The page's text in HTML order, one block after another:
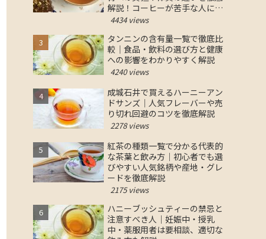
解説！コーヒーが苦手な人にお
すすめの紅茶の選び方と対策
4434 views
タンニンの含有量一覧で徹底比
較｜食品・飲料の選び方と健康
への影響をわかりやすく解説
4240 views
成城石井で買えるハーニーアン
ドサンズ｜人気フレーバーや売
り切れ回避のコツを徹底解説
2278 views
紅茶の種類一覧で分かる代表的
な茶葉と飲み方｜初心者でも選
びやすい人気銘柄や産地・グレ
ードを徹底解説
2175 views
ハニーブッシュティーの禁忌と
注意すべき人｜妊娠中・授乳
中・薬服用者は要相談、適切な